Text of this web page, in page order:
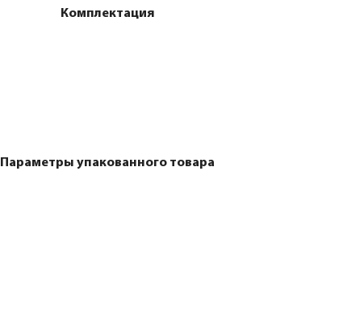
Комплектация
Параметры упакованного товара